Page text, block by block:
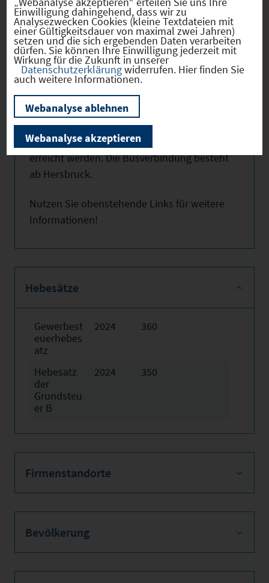
Nürnberg - Berlin, Ausfahrt Lauf/ Hersbruck
oder Hormersdorf und die A6 Nürnberg -
Amberg, Ausfahrt Alfeld.
Der Bahnanschluss ist an den ca. 3 km
entfernten Bahnhöfen Hersbruck rechts
oder links der Pegnitz vorhanden.
Die Gemeindeteile Happurg, Förrenbach,
Thalheim, Kainsbach, Schupf und Molsberg
können mit den Linienbussen der OVF
erreicht werden. Die Busverbindung besteht
ab Hersbruck.
Nutzen Sie obenstehende Links für weitere
Informationen!
Hebesätze
Gewerbest
euerhebes
atz
2024 360
Hebesatz
der
Grundsteu
er B
2024 350
Firmenstandorte
Bevölkerung
Einwilligung dahingehend, dass wir zu
Analysezwecken Cookies (kleine Textdateien mit
einer Gültigkeitsdauer von maximal zwei Jahren)
setzen und die sich ergebenden Daten verarbeiten
dürfen. Sie können Ihre Einwilligung jederzeit mit
Wirkung für die Zukunft in unserer
Datenschutzerklärungwiderrufen. Hier finden Sie
auch weitere Informationen.
Webanalyse ablehnen
Webanalyse akzeptieren